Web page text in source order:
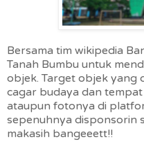
Bersama tim wikipedia
Tanah Bumbu untuk
objek. Target objek yang
cagar budaya dan
ataupun fotonya di
sepenuhnya disponsorin
makasih bangeeett!!